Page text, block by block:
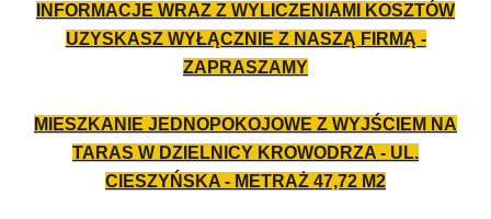
INFORMACJE WRAZ Z WYLICZENIAMI KOSZTÓW
UZYSKASZ WYŁĄCZNIE Z NASZĄ FIRMĄ -
ZAPRASZAMY
MIESZKANIE JEDNOPOKOJOWE Z WYJŚCIEM NA
TARAS W DZIELNICY KROWODRZA - UL.
CIESZYŃSKA - METRAŻ 47,72 M2